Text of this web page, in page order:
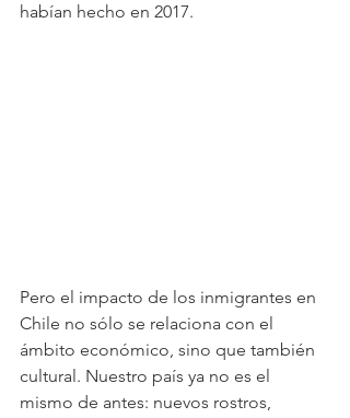
habían hecho en 2017.
Pero el impacto de los inmigrantes en
Chile no sólo se relaciona con el
ámbito económico, sino que también
cultural. Nuestro país ya no es el
mismo de antes: nuevos rostros,